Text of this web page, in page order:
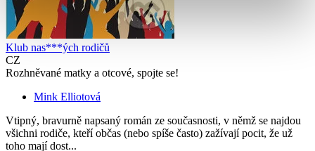
Klub nas***ých rodičů
CZ
Rozhněvané matky a otcové, spojte se!
Mink Elliotová
Vtipný, bravurně napsaný román ze současnosti, v němž se najdou
všichni rodiče, kteří občas (nebo spíše často) zažívají pocit, že už
toho mají dost...